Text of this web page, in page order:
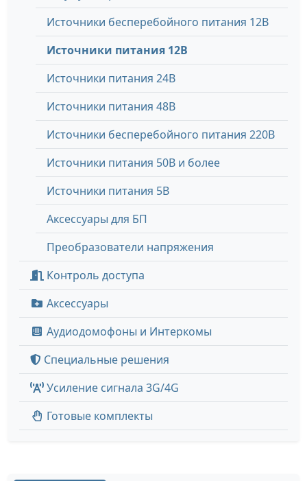
Источники бесперебойного питания 12В
Источники питания 12В
Источники питания 24В
Источники питания 48В
Источники бесперебойного питания 220В
Источники питания 50В и более
Источники питания 5В
Аксессуары для БП
Преобразователи напряжения
Контроль доступа
Аксессуары
Аудиодомофоны и Интеркомы
Специальные решения
Усиление сигнала 3G/4G
Готовые комплекты